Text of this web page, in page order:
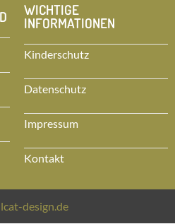
WICHTIGE
INFORMATIONEN
Kinderschutz
Datenschutz
Impressum
Kontakt
design.de